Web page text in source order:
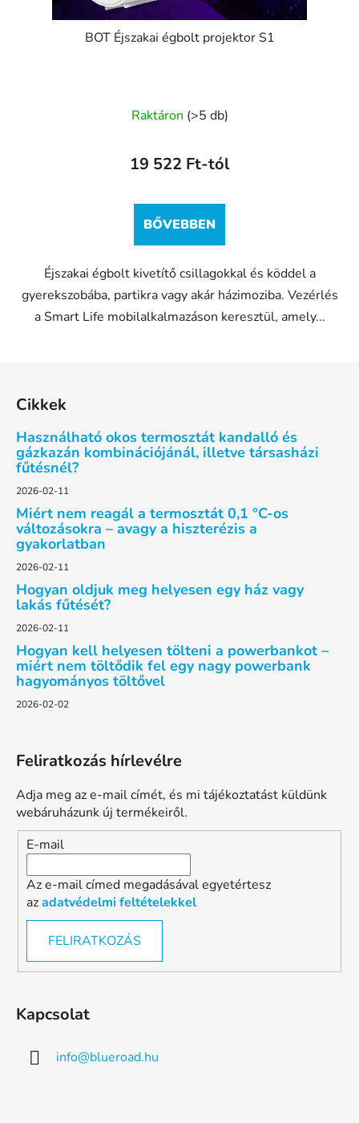
BOT Éjszakai égbolt projektor S1
termék
értékelése
ből
5,0
csillag.
Raktáron (>5 db)
19 522 Ft-tól
BŐVEBBEN
Éjszakai égbolt kivetítő csillagokkal és köddel a
gyerekszobába, partikra vagy akár házimoziba. Vezérlés
a Smart Life mobilalkalmazáson keresztül, amely...
Cikkek
Használható okos termosztát kandalló és
gázkazán kombinációjánál, illetve társasházi
fűtésnél?
2026-02-11
Miért nem reagál a termosztát 0,1 °C-os
változásokra – avagy a hiszterézis a
gyakorlatban
2026-02-11
Hogyan oldjuk meg helyesen egy ház vagy
lakás fűtését?
2026-02-11
Hogyan kell helyesen tölteni a powerbankot –
miért nem töltődik fel egy nagy powerbank
hagyományos töltővel
2026-02-02
Feliratkozás hírlevélre
Adja meg az e-mail címét, és mi tájékoztatást küldünk
webáruházunk új termékeiről.
E-mail
Az e-mail címed megadásával egyetértesz
azadatvédelmi feltételekkel
FELIRATKOZÁS
Kapcsolat
info@blueroad.hu